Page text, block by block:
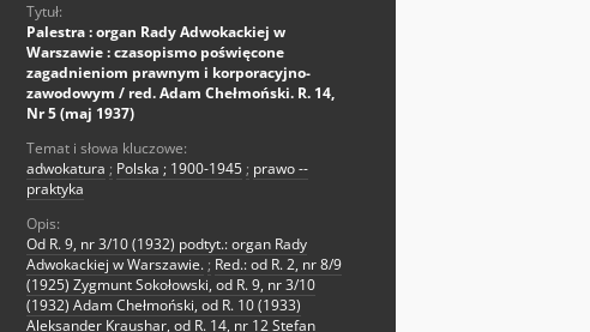
Tytuł:
Palestra : organ Rady Adwokackiej w
Warszawie : czasopismo poświęcone
zagadnieniom prawnym i korporacyjno-
zawodowym / red. Adam Chełmoński. R. 14,
Nr 5 (maj 1937)
Temat i słowa kluczowe:
adwokatura ; Polska ; 1900-1945 ; prawo --
praktyka
Opis:
Od R. 9, nr 3/10 (1932) podtyt.: organ Rady
Adwokackiej w Warszawie. ; Red.: od R. 2, nr 8/9
(1925) Zygmunt Sokołowski, od R. 9, nr 3/10
(1932) Adam Chełmoński, od R. 10 (1933)
Aleksander Kraushar, od R. 14, nr 12 Stefan